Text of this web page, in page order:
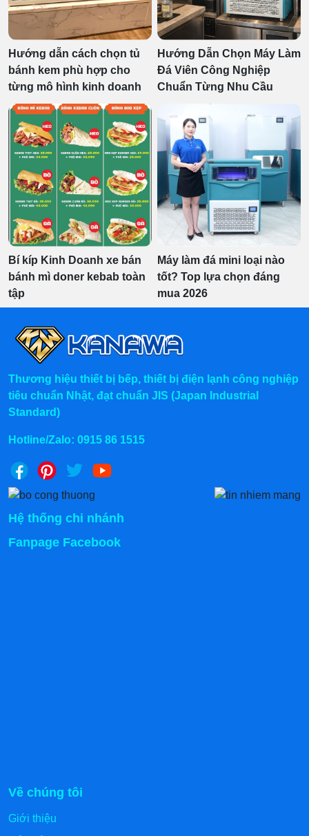
Hướng dẫn cách chọn tủ
bánh kem phù hợp cho
từng mô hình kinh doanh
Hướng Dẫn Chọn Máy Làm
Đá Viên Công Nghiệp
Chuẩn Từng Nhu Cầu
Bí kíp Kinh Doanh xe bán
bánh mì doner kebab toàn
tập
Máy làm đá mini loại nào
tốt? Top lựa chọn đáng
mua 2026
Thương hiệu thiết bị bếp, thiết bị điện lạnh công nghiệp
tiêu chuẩn Nhật, đạt chuẩn JIS (Japan Industrial
Standard)
Hotline/Zalo: 0915 86 1515
Hệ thống chi nhánh
Fanpage Facebook
Về chúng tôi
Giới thiệu